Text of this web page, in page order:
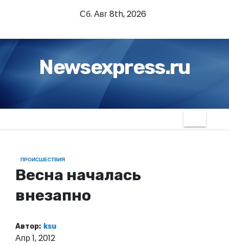
т
к
Сб. Авг 8th, 2026
Newsexpress.ru
ПРОИСШЕСТВИЯ
Весна началась
внезапно
Автор: ksu
Апр 1, 2012